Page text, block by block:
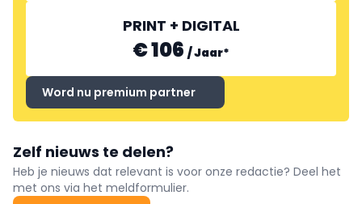
PRINT + DIGITAL
€ 106 /Jaar*
Word nu premium partner
Zelf nieuws te delen?
Heb je nieuws dat relevant is voor onze redactie? Deel het
met ons via het meldformulier.